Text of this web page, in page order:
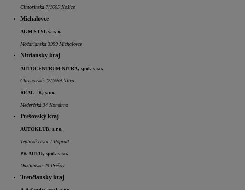
Cintorínska 7/1605 Košice
Michalovce
AGM STYL s. r. o.
Močarianska 3999 Michalovce
Nitriansky kraj
AUTOCENTRUM NITRA, spol. s r.o.
Chrenovská 22/1659 Nitra
REAL - K, s.r.o.
Mederčská 34 Komárno
Prešovský kraj
AUTOKLUB, s.r.o.
Teplická cesta 1 Poprad
PK AUTO, spol. s r.o.
Duklianska 23 Prešov
Trenčiansky kraj